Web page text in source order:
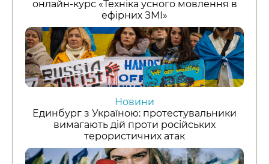
онлайн-курс «Техніка усного мовлення в
ефірних ЗМІ»
Новини
Единбург з Україною: протестувальники
вимагають дій проти російських
терористичних атак